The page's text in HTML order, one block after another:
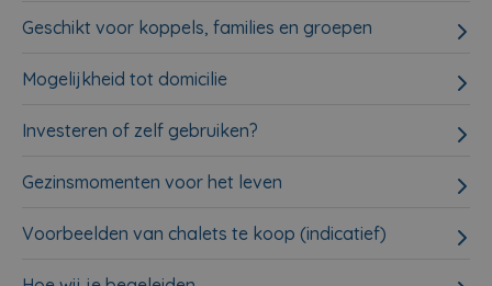
Geschikt voor koppels, families en groepen
Mogelijkheid tot domicilie
Investeren of zelf gebruiken?
Gezinsmomenten voor het leven
Voorbeelden van chalets te koop (indicatief)